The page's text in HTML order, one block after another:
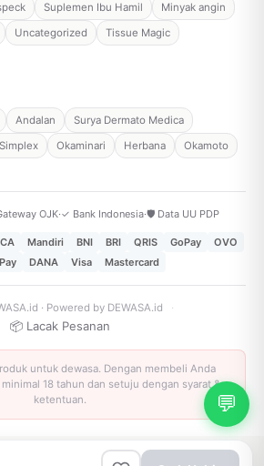
💬
Suplemen Ibu Hamil
Minyak angin
Uncategorized
Tissue Magic
Andalan
Surya Dermato Medica
Simplex Okaminari Herbana
Okamoto
OJK·✓ Bank Indonesia·🛡️ Data UU PDP
Mandiri BNI BRI QRIS GoPay
OVO
DANA Visa Mastercard
· Powered by DEWASA.id ·
📦 Lacak Pesanan
untuk dewasa. Dengan membeli Anda
18 tahun dan setuju dengan syarat &
ketentuan.